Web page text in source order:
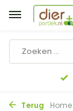
Terug Home